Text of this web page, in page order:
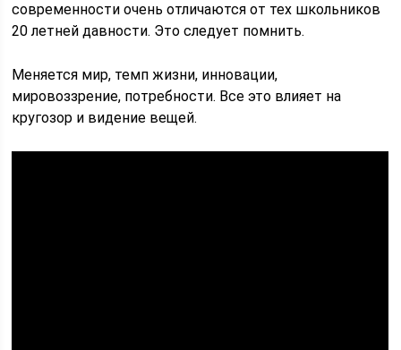
современности очень отличаются от тех школьников
20 летней давности. Это следует помнить.
Меняется мир, темп жизни, инновации,
мировоззрение, потребности. Все это влияет на
кругозор и видение вещей.